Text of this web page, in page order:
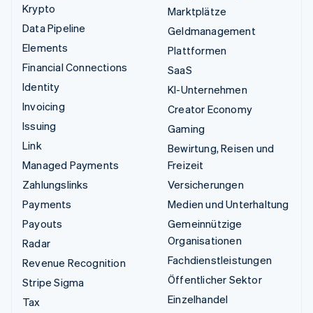
Krypto
Data Pipeline
Elements
Financial Connections
Identity
Invoicing
Issuing
Link
Managed Payments
Zahlungslinks
Payments
Payouts
Radar
Revenue Recognition
Stripe Sigma
Tax
Marktplätze
Geldmanagement
Plattformen
SaaS
KI-Unternehmen
Creator Economy
Gaming
Bewirtung, Reisen und
Freizeit
Versicherungen
Medien und Unterhaltung
Gemeinnützige
Organisationen
Fachdienstleistungen
Öffentlicher Sektor
Einzelhandel